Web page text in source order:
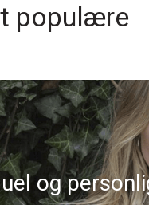
populære
og